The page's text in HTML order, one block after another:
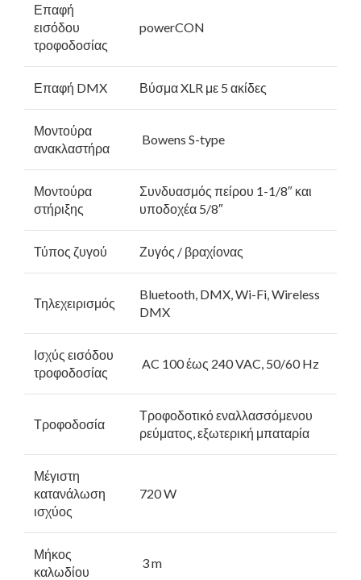
Επαφή
εισόδου
τροφοδοσίας
powerCON
Επαφή DMX Βύσμα XLR με 5 ακίδες
Μοντούρα
ανακλαστήρα
Bowens S-type
Μοντούρα
στήριξης
Συνδυασμός πείρου 1-1/8″ και
υποδοχέα 5/8″
Τύπος ζυγού Ζυγός / βραχίονας
Τηλεχειρισμός
Bluetooth, DMX, Wi-Fi, Wireless
DMX
Ισχύς εισόδου
τροφοδοσίας
AC 100 έως 240 VAC, 50/60 Hz
Τροφοδοσία
Τροφοδοτικό εναλλασσόμενου
ρεύματος, εξωτερική μπαταρία
Μέγιστη
κατανάλωση
ισχύος
720 W
Μήκος
καλωδίου
3 m